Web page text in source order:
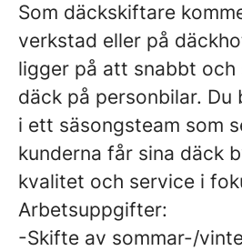
Som däckskiftare
verkstad eller på
ligger på att snabbt
däck på personbilar. Du
i ett säsongsteam som
kunderna får sina däck
kvalitet och service i
Arbetsuppgifter:
-Skifte av sommar-/